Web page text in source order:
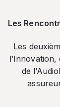
Les
Les
l’Innovation,
de